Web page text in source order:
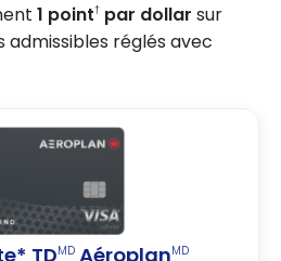
1 point† par dollar sur
admissibles réglés avec
TDMD AéroplanMD